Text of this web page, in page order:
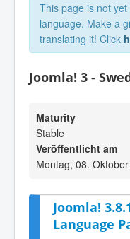
This page is not
language. Make a
translating it! Click
Joomla! 3 -
Maturity
Stable
Veröffentlicht am
Montag, 08.
Joomla!
Language